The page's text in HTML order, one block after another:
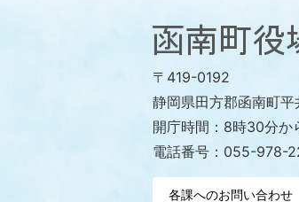
函
町
役
場
〒419-0192
静岡県田方郡函南町平
開庁時間： 8時30分か
電話番号： 055-978-
各課へのお問い合わせ